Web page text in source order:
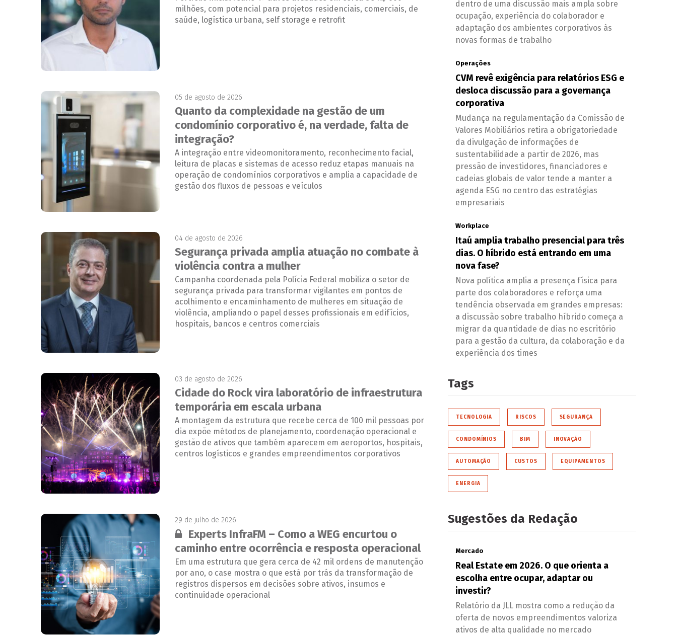
milhões, com potencial para projetos residenciais, comerciais, de
saúde, logística urbana, self storage e retrofit
05 de agosto de 2026
Quanto da complexidade na gestão de um
condomínio corporativo é, na verdade, falta de
integração?
A integração entre videomonitoramento, reconhecimento facial,
leitura de placas e sistemas de acesso reduz etapas manuais na
operação de condomínios corporativos e amplia a capacidade de
gestão dos fluxos de pessoas e veículos
04 de agosto de 2026
Segurança privada amplia atuação no combate à
violência contra a mulher
Campanha coordenada pela Polícia Federal mobiliza o setor de
segurança privada para transformar vigilantes em pontos de
acolhimento e encaminhamento de mulheres em situação de
violência, ampliando o papel desses profissionais em edifícios,
hospitais, bancos e centros comerciais
03 de agosto de 2026
Cidade do Rock vira laboratório de infraestrutura
temporária em escala urbana
A montagem da estrutura que recebe cerca de 100 mil pessoas por
dia expõe métodos de planejamento, coordenação operacional e
gestão de ativos que também aparecem em aeroportos, hospitais,
centros logísticos e grandes empreendimentos corporativos
29 de julho de 2026
Conteúdo restrito:
Experts InfraFM – Como a WEG encurtou o
caminho entre ocorrência e resposta operacional
Em uma estrutura que gera cerca de 42 mil ordens de manutenção
por ano, o case mostra o que está por trás da transformação de
registros dispersos em decisões sobre ativos, insumos e
continuidade operacional
dentro de uma discussão mais ampla sobre
ocupação, experiência do colaborador e
adaptação dos ambientes corporativos às
novas formas de trabalho
Operações
CVM revê exigência para relatórios ESG e
desloca discussão para a governança
corporativa
Mudança na regulamentação da Comissão de
Valores Mobiliários retira a obrigatoriedade
da divulgação de informações de
sustentabilidade a partir de 2026, mas
pressão de investidores, financiadores e
cadeias globais de valor tende a manter a
agenda ESG no centro das estratégias
empresariais
Workplace
Itaú amplia trabalho presencial para três
dias. O híbrido está entrando em uma
nova fase?
Nova política amplia a presença física para
parte dos colaboradores e reforça uma
tendência observada em grandes empresas:
a discussão sobre trabalho híbrido começa a
migrar da quantidade de dias no escritório
para a gestão da cultura, da colaboração e da
experiência dos times
Tags
TECNOLOGIA RISCOS SEGURANÇA
CONDOMÍNIOS BIM INOVAÇÃO
AUTOMAÇÃO CUSTOS EQUIPAMENTOS
ENERGIA
Sugestões da Redação
Mercado
Real Estate em 2026. O que orienta a
escolha entre ocupar, adaptar ou
investir?
Relatório da JLL mostra como a redução da
oferta de novos empreendimentos valoriza
ativos de alta qualidade no mercado